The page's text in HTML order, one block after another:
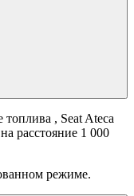
топлива , Seat Ateca
расстояние 1 000
режиме.